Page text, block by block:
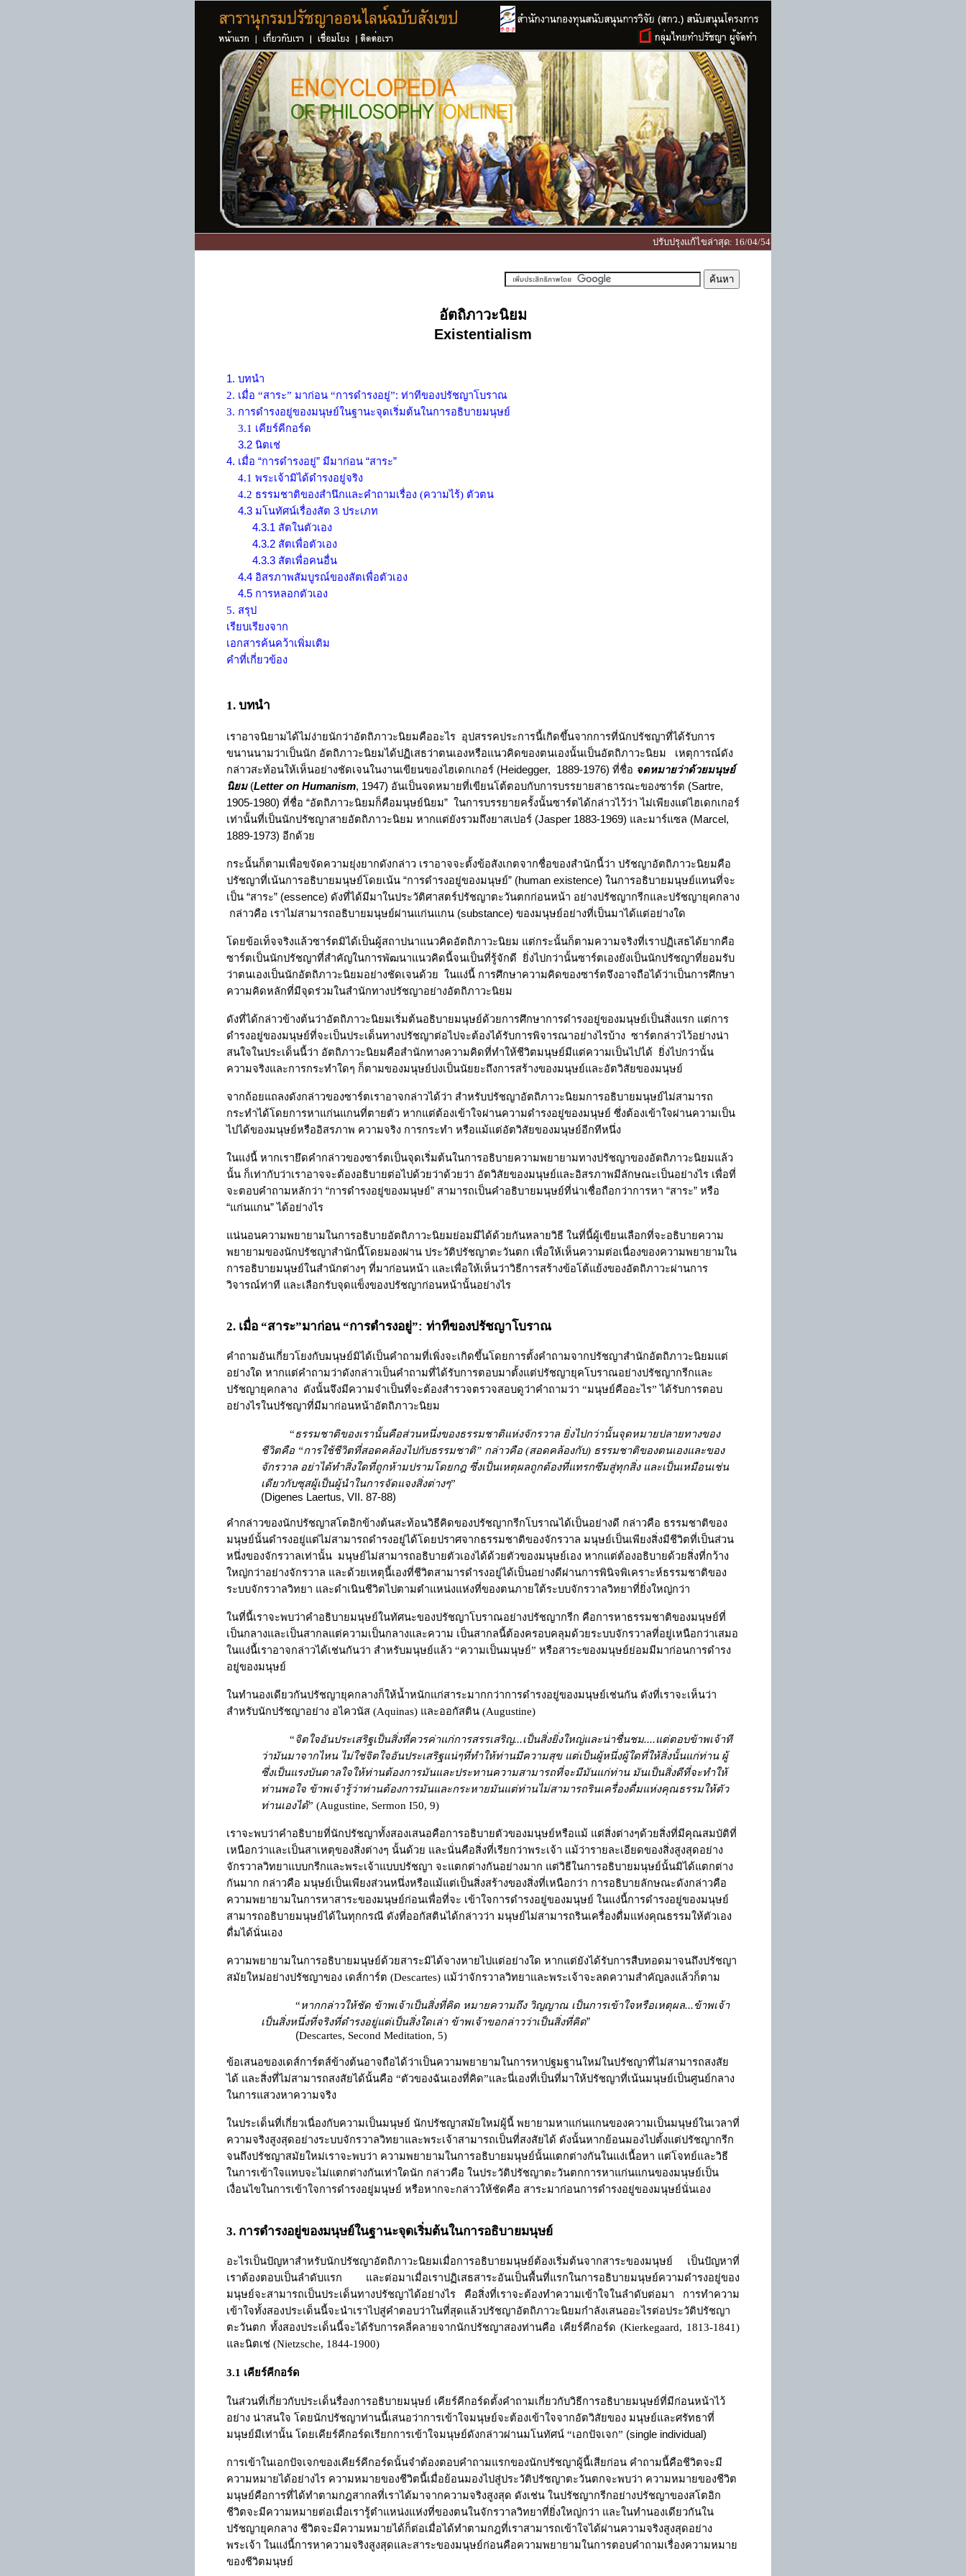
ปรับปรุงแก้ไขล่าสุด: 16/04/54
อัตถิภาวะนิยม
Existentialism
1. บทนำ
2. เมื่อ “สาระ” มาก่อน “การดำรงอยู่”: ท่าทีของปรัชญาโบราณ
3. การดำรงอยู่ของมนุษย์ในฐานะจุดเริ่มต้นในการอธิบายมนุษย์
3.1 เคียร์คีกอร์ด
3.2 นิตเช่
4. เมื่อ “การดำรงอยู่” มีมาก่อน “สาระ”
4.1 พระเจ้ามิได้ดำรงอยู่จริง
4.2 ธรรมชาติของสำนึกและคำถามเรื่อง (ความไร้) ตัวตน
4.3 มโนทัศน์เรื่องสัต 3 ประเภท
4.3.1 สัตในตัวเอง
4.3.2 สัตเพื่อตัวเอง
4.3.3 สัตเพื่อคนอื่น
4.4 อิสรภาพสัมบูรณ์ของสัตเพื่อตัวเอง
4.5 การหลอกตัวเอง
5. สรุป
เรียบเรียงจาก
เอกสารค้นคว้าเพิ่มเติม
คำที่เกี่ยวข้อง
1. บทนำ
เราอาจนิยามได้ไม่ง่ายนักว่าอัตถิภาวะนิยมคืออะไร อุปสรรคประการนี้เกิดขึ้นจากการที่นักปรัชญาที่ได้รับการ
ขนานนามว่าเป็นนัก อัตถิภาวะนิยมได้ปฏิเสธว่าตนเองหรือแนวคิดของตนเองนั้นเป็นอัตถิภาวะนิยม
เหตุการณ์ดัง
กล่าวสะท้อนให้เห็นอย่างชัดเจนในงานเขียนของไฮเดกเกอร์ (Heidegger, 1889-1976) ที่ชื่อ จดหมายว่าด้วยมนุษย์
นิยม (Letter on Humanism, 1947) อันเป็นจดหมายที่เขียนโต้ตอบกับการบรรยายสาธารณะของซาร์ต (Sartre,
1905-1980) ที่ชื่อ “อัตถิภาวะนิยมก็คือมนุษย์นิยม” ในการบรรยายครั้งนั้นซาร์ตได้กล่าวไว้ว่า ไม่เพียงแต่ไฮเดกเกอร์
เท่านั้นที่เป็นนักปรัชญาสายอัตถิภาวะนิยม หากแต่ยังรวมถึงยาสเปอร์ (Jasper 1883-1969) และมาร์แซล (Marcel,
1889-1973) อีกด้วย
กระนั้นก็ตามเพื่อขจัดความยุ่งยากดังกล่าว เราอาจจะตั้งข้อสังเกตจากชื่อของสำนักนี้ว่า ปรัชญาอัตถิภาวะนิยมคือ
ปรัชญาที่เน้นการอธิบายมนุษย์โดยเน้น “การดำรงอยู่ของมนุษย์” (human existence) ในการอธิบายมนุษย์แทนที่จะ
เป็น “สาระ” (essence) ดังที่ได้มีมาในประวัติศาสตร์ปรัชญาตะวันตกก่อนหน้า อย่างปรัชญากรีกและปรัชญายุคกลาง
กล่าวคือ เราไม่สามารถอธิบายมนุษย์ผ่านแก่นแกน (substance) ของมนุษย์อย่างที่เป็นมาได้แต่อย่างใด
โดยข้อเท็จจริงแล้วซาร์ตมิได้เป็นผู้สถาปนาแนวคิดอัตถิภาวะนิยม แต่กระนั้นก็ตามความจริงที่เราปฏิเสธได้ยากคือ
ซาร์ตเป็นนักปรัชญาที่สำคัญในการพัฒนาแนวคิดนี้จนเป็นที่รู้จักดี
ยิ่งไปกว่านั้นซาร์ตเองยังเป็นนักปรัชญาที่ยอมรับ
ว่าตนเองเป็นนักอัตถิภาวะนิยมอย่างชัดเจนด้วย ในแง่นี้ การศึกษาความคิดของซาร์ตจึงอาจถือได้ว่าเป็นการศึกษา
ความคิดหลักที่มีจุดร่วมในสำนักทางปรัชญาอย่างอัตถิภาวะนิยม
ดังที่ได้กล่าวข้างต้นว่าอัตถิภาวะนิยมเริ่มต้นอธิบายมนุษย์ด้วยการศึกษาการดำรงอยู่ของมนุษย์เป็นสิ่งแรก แต่การ
ดำรงอยู่ของมนุษย์ที่จะเป็นประเด็นทางปรัชญาต่อไปจะต้องได้รับการพิจารณาอย่างไรบ้าง ซาร์ตกล่าวไว้อย่างน่า
สนใจในประเด็นนี้ว่า อัตถิภาวะนิยมคือสำนักทางความคิดที่ทำให้ชีวิตมนุษย์มีแต่ความเป็นไปได้
ยิ่งไปกว่านั้น
ความจริงและการกระทำใดๆ ก็ตามของมนุษย์บ่งเป็นนัยยะถึงการสร้างของมนุษย์และอัตวิสัยของมนุษย์
จากถ้อยแถลงดังกล่าวของซาร์ตเราอาจกล่าวได้ว่า สำหรับปรัชญาอัตถิภาวะนิยมการอธิบายมนุษย์ไม่สามารถ
กระทำได้โดยการหาแก่นแกนที่ตายตัว หากแต่ต้องเข้าใจผ่านความดำรงอยู่ของมนุษย์ ซึ่งต้องเข้าใจผ่านความเป็น
ไปได้ของมนุษย์หรืออิสรภาพ ความจริง การกระทำ หรือแม้แต่อัตวิสัยของมนุษย์อีกทีหนึ่ง
ในแง่นี้ หากเรายึดคำกล่าวของซาร์ตเป็นจุดเริ่มต้นในการอธิบายความพยายามทางปรัชญาของอัตถิภาวะนิยมแล้ว
นั้น ก็เท่ากับว่าเราอาจจะต้องอธิบายต่อไปด้วยว่าด้วยว่า อัตวิสัยของมนุษย์และอิสรภาพมีลักษณะเป็นอย่างไร เพื่อที่
จะตอบคำถามหลักว่า “การดำรงอยู่ของมนุษย์” สามารถเป็นคำอธิบายมนุษย์ที่น่าเชื่อถือกว่าการหา “สาระ” หรือ
“แก่นแกน”ได้อย่างไร
แน่นอนความพยายามในการอธิบายอัตถิภาวะนิยมย่อมมีได้ด้วยกันหลายวิธี ในที่นี้ผู้เขียนเลือกที่จะอธิบายความ
พยายามของนักปรัชญาสำนักนี้โดยมองผ่าน ประวัติปรัชญาตะวันตก เพื่อให้เห็นความต่อเนื่องของความพยายามใน
การอธิบายมนุษย์ในสำนักต่างๆ ที่มาก่อนหน้า และเพื่อให้เห็นว่าวิธีการสร้างข้อโต้แย้งของอัตถิภาวะผ่านการ
วิจารณ์ท่าที และเลือกรับจุดแข็งของปรัชญาก่อนหน้านั้นอย่างไร
2. เมื่อ “สาระ”มาก่อน“การดำรงอยู่”: ท่าทีของปรัชญาโบราณ
คำถามอันเกี่ยวโยงกับมนุษย์มิได้เป็นคำถามที่เพิ่งจะเกิดขึ้นโดยการตั้งคำถามจากปรัชญาสำนักอัตถิภาวะนิยมแต่
อย่างใด หากแต่คำถามว่าดังกล่าวเป็นคำถามที่ได้รับการตอบมาตั้งแต่ปรัชญายุคโบราณอย่างปรัชญากรีกและ
ปรัชญายุคกลาง ดังนั้นจึงมีความจำเป็นที่จะต้องสำรวจตรวจสอบดูว่าคำถามว่า “มนุษย์คืออะไร”ได้รับการตอบ
อย่างไรในปรัชญาที่มีมาก่อนหน้าอัตถิภาวะนิยม
“ธรรมชาติของเรานั้นคือส่วนหนึ่งของธรรมชาติแห่งจักรวาล ยิ่งไปกว่านั้นจุดหมายปลายทางของ
ชีวิตคือ “การใช้ชีวิตที่สอดคล้องไปกับธรรมชาติ” กล่าวคือ (สอดคล้องกับ) ธรรมชาติของตนเองและของ
จักรวาล อย่าได้ทำสิ่งใดที่ถูกห้ามปรามโดยกฎ ซึ่งเป็นเหตุผลถูกต้องที่แทรกซึมสู่ทุกสิ่ง และเป็นเหมือนเช่น
เดียวกับซุสผู้เป็นผู้นำในการจัดแจงสิ่งต่างๆ”
(Digenes Laertus, VII. 87-88)
คำกล่าวของนักปรัชญาสโตอิกข้างต้นสะท้อนวิธีคิดของปรัชญากรีกโบราณได้เป็นอย่างดี กล่าวคือ ธรรมชาติของ
มนุษย์นั้นดำรงอยู่แต่ไม่สามารถดำรงอยู่ได้โดยปราศจากธรรมชาติของจักรวาล มนุษย์เป็นเพียงสิ่งมีชีวิตที่เป็นส่วน
หนึ่งของจักรวาลเท่านั้น มนุษย์ไม่สามารถอธิบายตัวเองได้ด้วยตัวของมนุษย์เอง หากแต่ต้องอธิบายด้วยสิ่งที่กว้าง
ใหญ่กว่าอย่างจักรวาล และด้วยเหตุนี้เองที่ชีวิตสามารดำรงอยู่ได้เป็นอย่างดีผ่านการพินิจพิเคราะห์ธรรมชาติของ
ระบบจักรวาลวิทยา และดำเนินชีวิตไปตามตำแหน่งแห่งที่ของตนภายใต้ระบบจักรวาลวิทยาที่ยิ่งใหญ่กว่า
ในที่นี้เราจะพบว่าคำอธิบายมนุษย์ในทัศนะของปรัชญาโบราณอย่างปรัชญากรีก คือการหาธรรมชาติของมนุษย์ที่
เป็นกลางและเป็นสากลแต่ความเป็นกลางและความ เป็นสากลนี้ต้องครอบคลุมด้วยระบบจักรวาลที่อยู่เหนือกว่าเสมอ
ในแง่นี้เราอาจกล่าวได้เช่นกันว่า สำหรับมนุษย์แล้ว “ความเป็นมนุษย์” หรือสาระของมนุษย์ย่อมมีมาก่อนการดำรง
อยู่ของมนุษย์
ในทำนองเดียวกันปรัชญายุคกลางก็ให้น้ำหนักแก่สาระมากกว่าการดำรงอยู่ของมนุษย์เช่นกัน ดังที่เราจะเห็นว่า
สำหรับนักปรัชญาอย่าง อไควนัส (Aquinas) และออกัสติน (Augustine)
“จิตใจอันประเสริฐเป็นสิ่งที่ควรค่าแก่การสรรเสริญ...เป็นสิ่งยิ่งใหญ่และน่าชื่นชม....แต่ตอบข้าพเจ้าที
ว่ามันมาจากไหน ไม่ใช่จิตใจอันประเสริฐแน่ๆที่ทำให้ท่านมีความสุข แต่เป็นผู้หนึ่งผู้ใดที่ให้สิ่งนั้นแก่ท่าน ผู้
ซึ่งเป็นแรงบันดาลใจให้ท่านต้องการมันและประทานความสามารถที่จะมีมันแก่ท่าน มันเป็นสิ่งดีที่จะทำให้
ท่านพอใจ ข้าพเจ้ารู้ว่าท่านต้องการมันและกระหายมันแต่ท่านไม่สามารถรินเครื่องดื่มแห่งคุณธรรมให้ตัว
ท่านเองได้” (Augustine, Sermon I50, 9)
เราจะพบว่าคำอธิบายที่นักปรัชญาทั้งสองเสนอคือการอธิบายตัวของมนุษย์หรือแม้ แต่สิ่งต่างๆด้วยสิ่งที่มีคุณสมบัติที่
เหนือกว่าและเป็นสาเหตุของสิ่งต่างๆ นั้นด้วย และนั่นคือสิ่งที่เรียกว่าพระเจ้า แม้ว่ารายละเอียดของสิ่งสูงสุดอย่าง
จักรวาลวิทยาแบบกรีกและพระเจ้าแบบปรัชญา จะแตกต่างกันอย่างมาก แต่วิธีในการอธิบายมนุษย์นั้นมิได้แตกต่าง
กันมาก กล่าวคือ มนุษย์เป็นเพียงส่วนหนึ่งหรือแม้แต่เป็นสิ่งสร้างของสิ่งที่เหนือกว่า การอธิบายลักษณะดังกล่าวคือ
ความพยายามในการหาสาระของมนุษย์ก่อนเพื่อที่จะ เข้าใจการดำรงอยู่ของมนุษย์ ในแง่นี้การดำรงอยู่ของมนุษย์
สามารถอธิบายมนุษย์ได้ในทุกกรณี ดังที่ออกัสตินได้กล่าวว่า มนุษย์ไม่สามารถรินเครื่องดื่มแห่งคุณธรรมให้ตัวเอง
ดื่มได้นั่นเอง
ความพยายามในการอธิบายมนุษย์ด้วยสาระมิได้จางหายไปแต่อย่างใด หากแต่ยังได้รับการสืบทอดมาจนถึงปรัชญา
สมัยใหม่อย่างปรัชญาของ เดส์การ์ต (Descartes) แม้ว่าจักรวาลวิทยาและพระเจ้าจะลดความสำคัญลงแล้วก็ตาม
“หากกล่าวให้ชัด ข้าพเจ้าเป็นสิ่งที่คิด หมายความถึง วิญญาณ เป็นการเข้าใจหรือเหตุผล...ข้าพเจ้า
เป็นสิ่งหนึ่งที่จริงที่ดำรงอยู่แต่เป็นสิ่งใดเล่า ข้าพเจ้าขอกล่าวว่าเป็นสิ่งที่คิด”
(Descartes, Second Meditation, 5)
ข้อเสนอของเดส์การ์ตส์ข้างต้นอาจถือได้ว่าเป็นความพยายามในการหาปฐมฐานใหม่ในปรัชญาที่ไม่สามารถสงสัย
ได้ และสิ่งที่ไม่สามารถสงสัยได้นั้นคือ “ตัวของฉันเองที่คิด”และนี่เองที่เป็นที่มาให้ปรัชญาที่เน้นมนุษย์เป็นศูนย์กลาง
ในการแสวงหาความจริง
ในประเด็นที่เกี่ยวเนื่องกับความเป็นมนุษย์ นักปรัชญาสมัยใหม่ผู้นี้ พยายามหาแก่นแกนของความเป็นมนุษย์ในเวลาที่
ความจริงสูงสุดอย่างระบบจักรวาลวิทยาและพระเจ้าสามารถเป็นที่สงสัยได้ ดังนั้นหากย้อนมองไปตั้งแต่ปรัชญากรีก
จนถึงปรัชญาสมัยใหม่เราจะพบว่า ความพยายามในการอธิบายมนุษย์นั้นแตกต่างกันในแง่เนื้อหา แต่โจทย์และวิธี
ในการเข้าใจแทบจะไม่แตกต่างกันเท่าใดนัก กล่าวคือ ในประวัติปรัชญาตะวันตกการหาแก่นแกนของมนุษย์เป็น
เงื่อนไขในการเข้าใจการดำรงอยู่มนุษย์ หรือหากจะกล่าวให้ชัดคือ สาระมาก่อนการดำรงอยู่ของมนุษย์นั่นเอง
3. การดำรงอยู่ของมนุษย์ในฐานะจุดเริ่มต้นในการอธิบายมนุษย์
อะไรเป็นปัญหาสำหรับนักปรัชญาอัตถิภาวะนิยมเมื่อการอธิบายมนุษย์ต้องเริ่มต้นจากสาระของมนุษย์ เป็นปัญหาที่
เราต้องตอบเป็นลำดับแรก และต่อมาเมื่อเราปฏิเสธสาระอันเป็นพื้นที่แรกในการอธิบายมนุษย์ความดำรงอยู่ของ
มนุษย์จะสามารถเป็นประเด็นทางปรัชญาได้อย่างไร คือสิ่งที่เราจะต้องทำความเข้าใจในลำดับต่อมา การทำความ
เข้าใจทั้งสองประเด็นนี้จะนำเราไปสู่คำตอบว่าในที่สุดแล้วปรัชญาอัตถิภาวะนิยมกำลังเสนออะไรต่อประวัติปรัชญา
ตะวันตก ทั้งสองประเด็นนี้จะได้รับการคลี่คลายจากนักปรัชญาสองท่านคือ เคียร์คีกอร์ด (Kierkegaard, 1813-1841)
และนิตเช่ (Nietzsche, 1844-1900)
3.1 เคียร์คีกอร์ด
ในส่วนที่เกี่ยวกับประเด็นรื่องการอธิบายมนุษย์ เคียร์คีกอร์ดตั้งคำถามเกี่ยวกับวิธีการอธิบายมนุษย์ที่มีก่อนหน้าไว้
อย่าง น่าสนใจ โดยนักปรัชญาท่านนี้เสนอว่าการเข้าใจมนุษย์จะต้องเข้าใจจากอัตวิสัยของ มนุษย์และศรัทธาที่
มนุษย์มีเท่านั้น โดยเคียร์คีกอร์ดเรียกการเข้าใจมนุษย์ดังกล่าวผ่านมโนทัศน์ “เอกปัจเจก” (single individual)
การเข้าในเอกปัจเจกของเคียร์คีกอร์ดนั้นจำต้องตอบคำถามแรกของนักปรัชญาผู้นี้เสียก่อน คำถามนี้คือชีวิตจะมี
ความหมายได้อย่างไร ความหมายของชีวิตนี้เมื่อย้อนมองไปสู่ประวัติปรัชญาตะวันตกจะพบว่า ความหมายของชีวิต
มนุษย์คือการที่ได้ทำตามกฎสากลที่เราได้มาจากความจริงสูงสุด ดังเช่น ในปรัชญากรีกอย่างปรัชญาของสโตอิก
ชีวิตจะมีความหมายต่อเมื่อเรารู้ตำแหน่งแห่งที่ของตนในจักรวาลวิทยาที่ยิ่งใหญ่กว่า และในทำนองเดียวกันใน
ปรัชญายุคกลาง ชีวิตจะมีความหมายได้ก็ต่อเมื่อได้ทำตามกฎที่เราสามารถเข้าใจได้ผ่านความจริงสูงสุดอย่าง
พระเจ้า ในแง่นี้การหาความจริงสูงสุดและสาระของมนุษย์ก่อนคือความพยายามในการตอบคำถามเรื่องความหมาย
ของชีวิตมนุษย์